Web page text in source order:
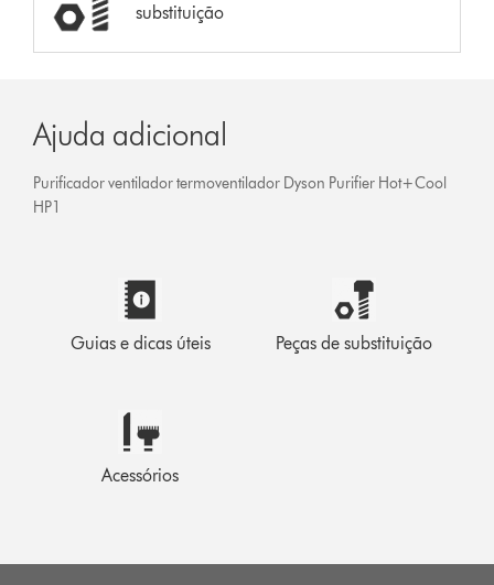
substituição
Ajuda adicional
Purificador ventilador termoventilador Dyson Purifier Hot+Cool
HP1
Guias e dicas úteis Peças de substituição
Acessórios